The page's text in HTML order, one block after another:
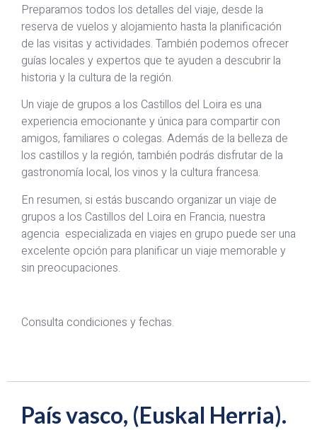
Preparamos todos los detalles del viaje, desde la
reserva de vuelos y alojamiento hasta la planificación
de las visitas y actividades. También podemos ofrecer
guías locales y expertos que te ayuden a descubrir la
historia y la cultura de la región.
Un viaje de grupos a los Castillos del Loira es una
experiencia emocionante y única para compartir con
amigos, familiares o colegas. Además de la belleza de
los castillos y la región, también podrás disfrutar de la
gastronomía local, los vinos y la cultura francesa.
En resumen, si estás buscando organizar un viaje de
grupos a los Castillos del Loira en Francia, nuestra
agencia especializada en viajes en grupo puede ser una
excelente opción para planificar un viaje memorable y
sin preocupaciones.
Consulta condiciones y fechas.
País vasco, (Euskal Herria).